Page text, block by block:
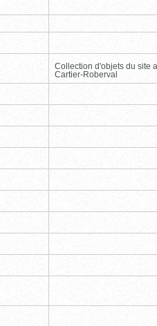
Collection d'objets du site
Cartier-Roberval